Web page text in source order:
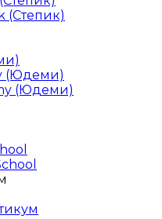
(Степик)
(Юдеми)
(Юдеми)